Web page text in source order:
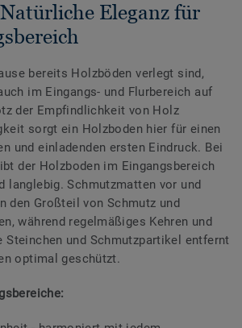
Eleganz für
bereits Holzböden verlegt sind,
im Eingangs- und Flurbereich auf
der Empfindlichkeit von Holz
sorgt ein Holzboden hier für einen
und einladenden ersten Eindruck. Bei
der Holzboden im Eingangsbereich
langlebig. Schmutzmatten vor und
den Großteil von Schmutz und
während regelmäßiges Kehren und
Steinchen und Schmutzpartikel entfernt
optimal geschützt.